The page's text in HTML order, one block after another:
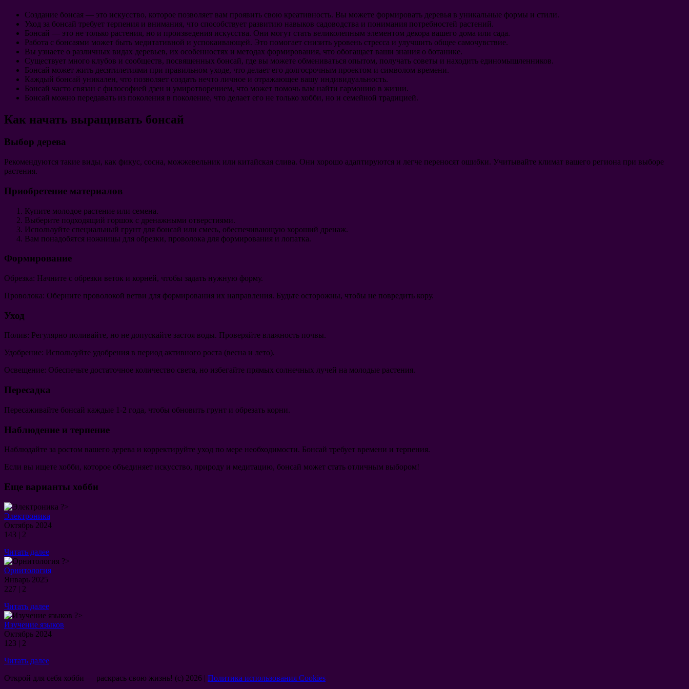
Создание бонсая — это искусство, которое позволяет вам проявить свою креативность. Вы можете формировать деревья в уникальные формы и стили.
Уход за бонсай требует терпения и внимания, что способствует развитию навыков садоводства и понимания потребностей растений.
Бонсай — это не только растения, но и произведения искусства. Они могут стать великолепным элементом декора вашего дома или сада.
Работа с бонсаями может быть медитативной и успокаивающей. Это помогает снизить уровень стресса и улучшить общее самочувствие.
Вы узнаете о различных видах деревьев, их особенностях и методах формирования, что обогащает ваши знания о ботанике.
Существует много клубов и сообществ, посвященных бонсай, где вы можете обмениваться опытом, получать советы и находить единомышленников.
Бонсай может жить десятилетиями при правильном уходе, что делает его долгосрочным проектом и символом времени.
Каждый бонсай уникален, что позволяет создать нечто личное и отражающее вашу индивидуальность.
Бонсай часто связан с философией дзен и умиротворением, что может помочь вам найти гармонию в жизни.
Бонсай можно передавать из поколения в поколение, что делает его не только хобби, но и семейной традицией.
Как начать выращивать бонсай
Выбор дерева
Рекомендуются такие виды, как фикус, сосна, можжевельник или китайская слива. Они хорошо адаптируются и легче переносят ошибки. Учитывайте климат вашего региона при выборе
растения.
Приобретение материалов
Купите молодое растение или семена.
Выберите подходящий горшок с дренажными отверстиями.
Используйте специальный грунт для бонсай или смесь, обеспечивающую хороший дренаж.
Вам понадобятся ножницы для обрезки, проволока для формирования и лопатка.
Формирование
Обрезка: Начните с обрезки веток и корней, чтобы задать нужную форму.
Проволока: Оберните проволокой ветви для формирования их направления. Будьте осторожны, чтобы не повредить кору.
Уход
Полив: Регулярно поливайте, но не допускайте застоя воды. Проверяйте влажность почвы.
Удобрение: Используйте удобрения в период активного роста (весна и лето).
Освещение: Обеспечьте достаточное количество света, но избегайте прямых солнечных лучей на молодые растения.
Пересадка
Пересаживайте бонсай каждые 1-2 года, чтобы обновить грунт и обрезать корни.
Наблюдение и терпение
Наблюдайте за ростом вашего дерева и корректируйте уход по мере необходимости. Бонсай требует времени и терпения.
Если вы ищете хобби, которое объединяет искусство, природу и медитацию, бонсай может стать отличным выбором!
Еще варианты хобби
?>
Электроника
Октябрь 202415.10.2024
143 | 2
Читать далееЧитать
далее
?>
Орнитология
Январь 2025
227 | 2
Читать далееЧитать
далее
?>
Изучение языков
Октябрь 202413.10.2024
123 | 2
Читать далееЧитать
Открой для себя хобби — раскрась свою жизнь! (c) 2026 | Политика использования Cookies